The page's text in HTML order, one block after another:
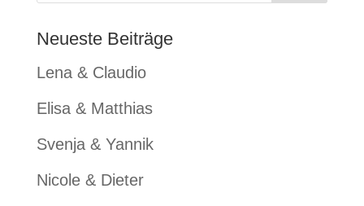
Neueste Beiträge
Lena & Claudio
Elisa & Matthias
Svenja & Yannik
Nicole & Dieter